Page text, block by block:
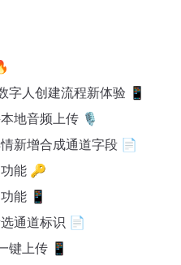
字人创建流程新体验 📱
地音频上传 🎙️
新增合成通道字段 📄
能 🔑
能 📱
通道标识 📄
键上传 📱